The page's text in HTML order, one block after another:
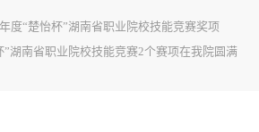
度“楚怡杯”湖南省职业院校技能竞赛奖项
”湖南省职业院校技能竞赛2个赛项在我院圆满